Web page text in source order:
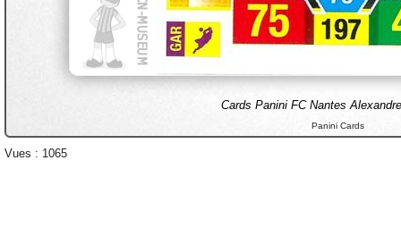
Cards Panini FC Nantes
Panini Cards
Vues : 1065